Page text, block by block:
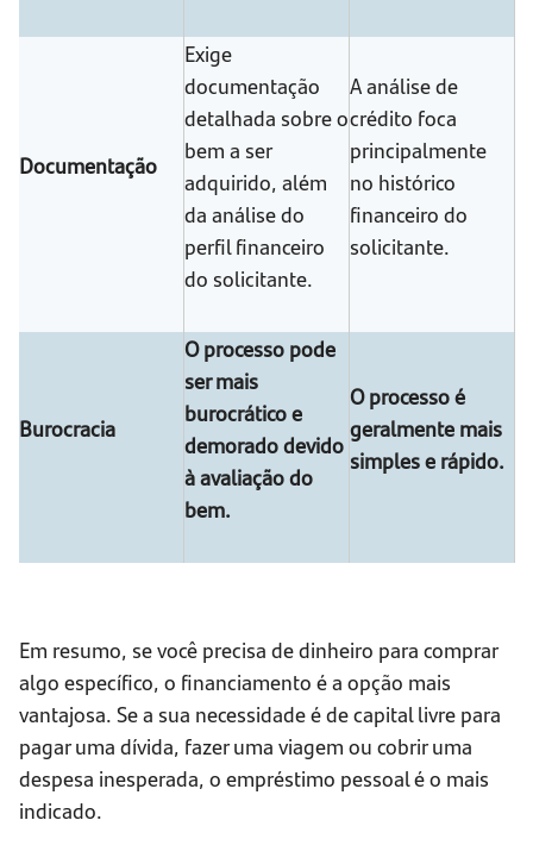
Documentação
Exige
documentação
detalhada sobre o
bem a ser
adquirido, além
da análise do
perfil financeiro
do solicitante.
A análise de
crédito foca
principalmente
no histórico
financeiro do
solicitante.
Burocracia
O processo pode
ser mais
burocrático e
demorado devido
à avaliação do
bem.
O processo é
geralmente mais
simples e rápido.
Em resumo, se você precisa de dinheiro para comprar
algo específico, o financiamento é a opção mais
vantajosa. Se a sua necessidade é de capital livre para
pagar uma dívida, fazer uma viagem ou cobrir uma
despesa inesperada, o empréstimo pessoal é o mais
indicado.